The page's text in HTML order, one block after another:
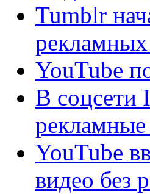
Tumblr
YouTube
В соцсети
рекламные
YouTube
видео без